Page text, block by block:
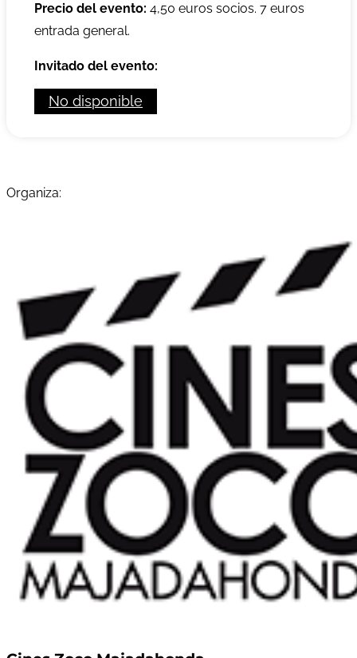
Precio del evento: 4,50 euros socios. 7 euros
entrada general.
Invitado del evento:
No disponible
Organiza: